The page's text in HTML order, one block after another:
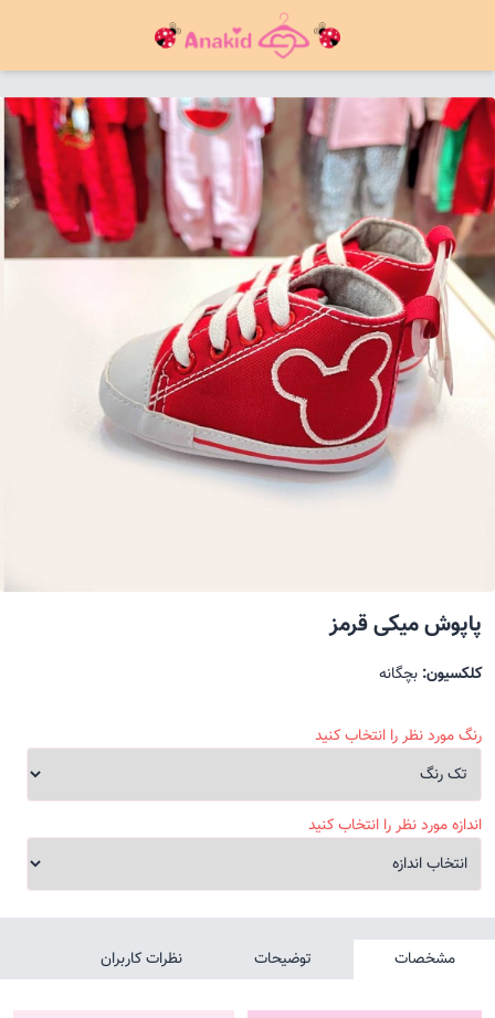
پاپوش میکی قرمز
کلکسیون: بچگانه
رنگ مورد نظر را انتخاب کنید
اندازه مورد نظر را انتخاب کنید
مشخصات توضیحات نظرات کاربران